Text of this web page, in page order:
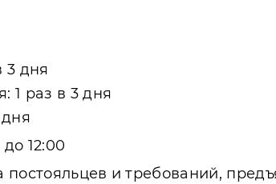
3 дня
1 раз в 3 дня
до 12:00
постояльцев и требований,